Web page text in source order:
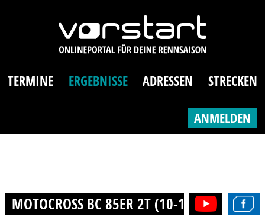
TERMINE ERGEBNISSE ADRESSEN STRECKEN
ANMELDEN
MOTOCROSS BC 85ER 2T (10-16J.)2024